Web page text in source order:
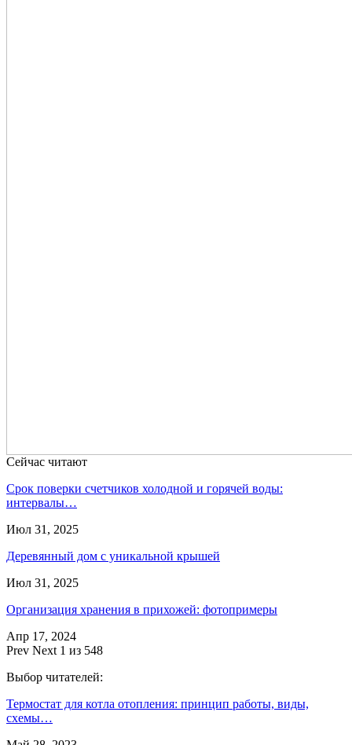
Сейчас читают
Срок поверки счетчиков холодной и горячей воды:
интервалы…
Июл 31, 2025
Деревянный дом с уникальной крышей
Июл 31, 2025
Организация хранения в прихожей: фотопримеры
Апр 17, 2024
Prev Next 1 из 548
Выбор читателей:
Термостат для котла отопления: принцип работы, виды,
схемы…